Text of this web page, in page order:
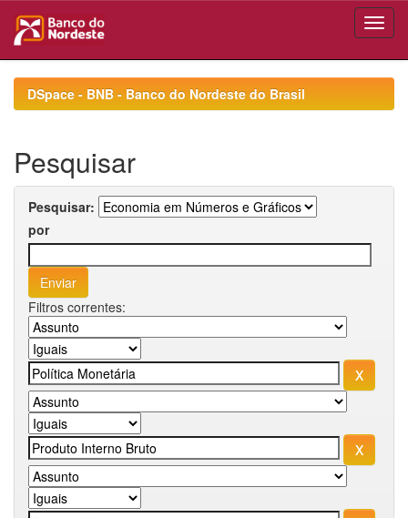
navigationDSpace - BNB - Banco do Nordeste do Brasil
Pesquisar
Pesquisar:
por
Filtros correntes: